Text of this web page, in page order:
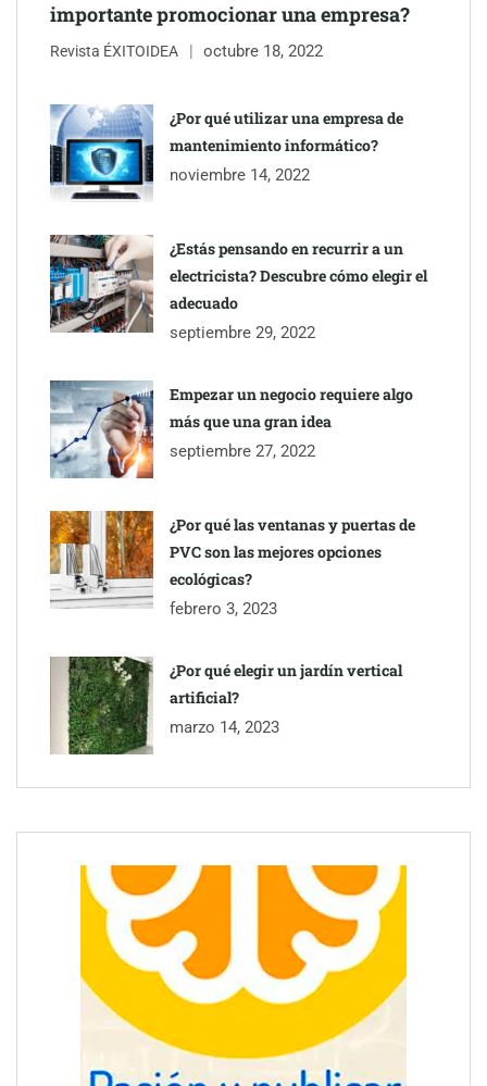
importante promocionar una empresa?
Revista ÉXITOIDEA octubre 18, 2022
¿Por qué utilizar una empresa de
mantenimiento informático?
noviembre 14, 2022
¿Estás pensando en recurrir a un
electricista? Descubre cómo elegir el
adecuado
septiembre 29, 2022
Empezar un negocio requiere algo
más que una gran idea
septiembre 27, 2022
¿Por qué las ventanas y puertas de
PVC son las mejores opciones
ecológicas?
febrero 3, 2023
¿Por qué elegir un jardín vertical
artificial?
marzo 14, 2023